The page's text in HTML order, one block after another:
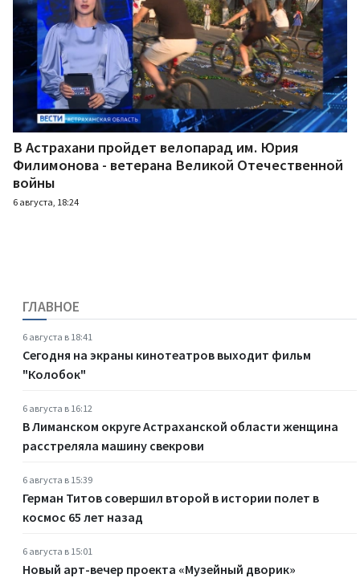
В Астрахани пройдет велопарад им. Юрия
Филимонова - ветерана Великой Отечественной
войны
6 августа, 18:24
ГЛАВНОЕ
6 августа в 18:41
Сегодня на экраны кинотеатров выходит фильм
"Колобок"
6 августа в 16:12
В Лиманском округе Астраханской области женщина
расстреляла машину свекрови
6 августа в 15:39
Герман Титов совершил второй в истории полет в
космос 65 лет назад
6 августа в 15:01
Новый арт-вечер проекта «Музейный дворик»